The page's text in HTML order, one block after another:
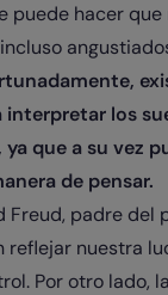
puede hacer que
interpretar los
que a su vez
de pensar.
Freud, padre del
reflejar nuestra
Por otro lado,